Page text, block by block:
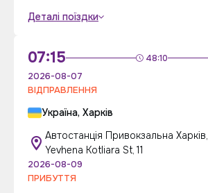
Деталі поїздки
07:15 48:10
2026-08-07
ВІДПРАВЛЕННЯ
Україна, Харків
Автостанція Привокзальна Харків,
Yevhena Kotliara St, 11
2026-08-09
ПРИБУТТЯ